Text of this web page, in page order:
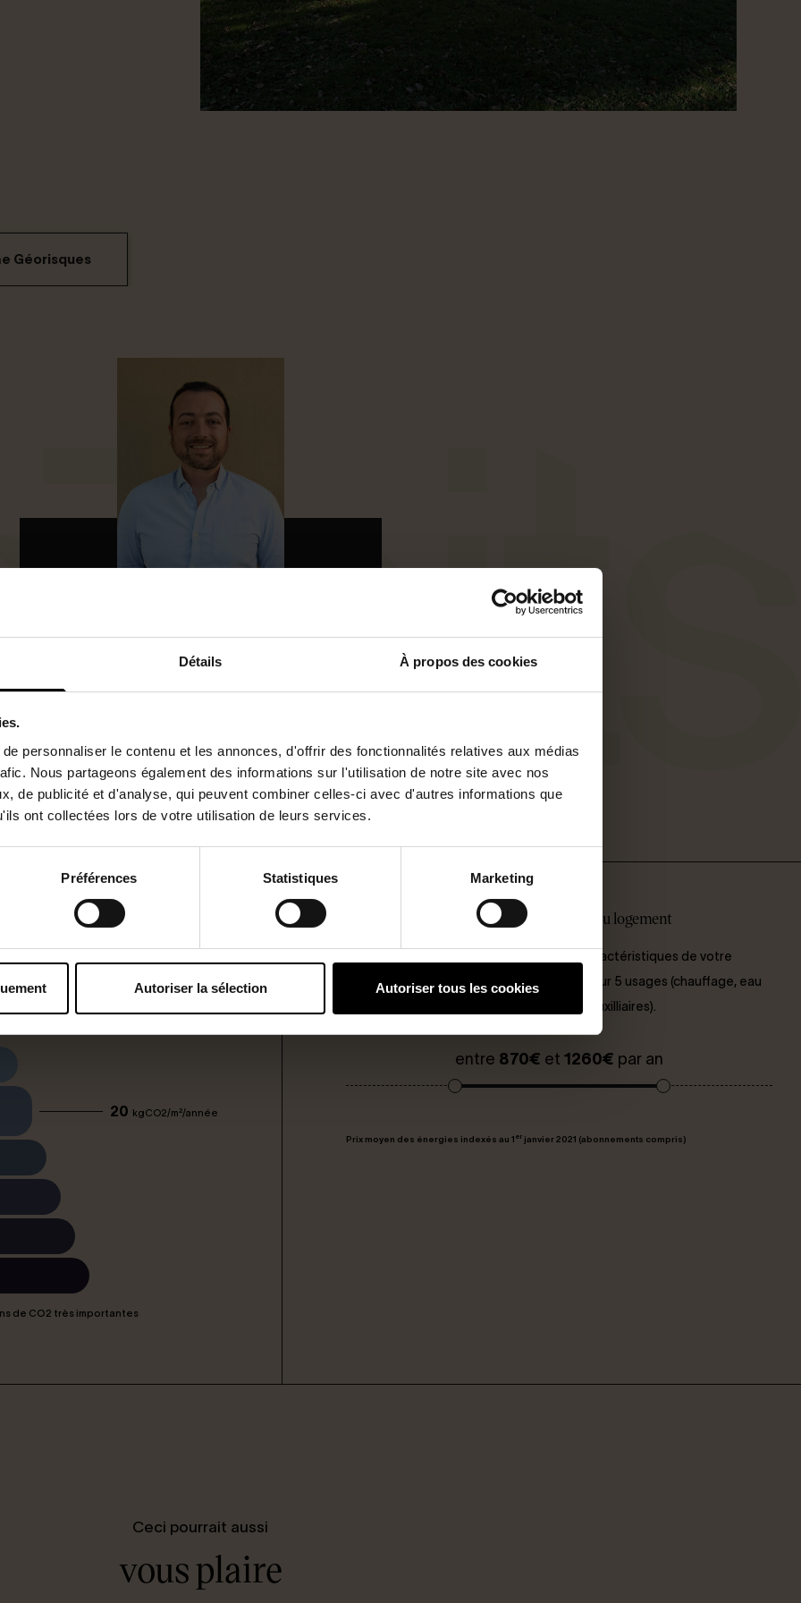
Détails À propos des cookies
personnaliser le contenu et les annonces, d'offrir des fonctionnalités relatives aux médias
Nous partageons également des informations sur l'utilisation de notre site avec nos
de publicité et d'analyse, qui peuvent combiner celles-ci avec d'autres informations que
ont collectées lors de votre utilisation de leurs services.
Préférences Statistiques Marketing
Autoriser la sélection Autoriser tous les cookies
Géorisques
0668321138
Je suis intéressé par ce bien.
de CO2
de gaz à effet de serre
de CO2
20 kgCO2/m²/année
de CO2 très importantes
Estimation des coûts annuels d'énergie du logement
Les coûts sont estimés en fonction des caractéristiques de votre
logement et pour une utilisation standard sur 5 usages (chauffage, eau
chaude sanitaire, climatisation, éclairage, auxilliaires).
entre 870€ et 1260€ par an
Prix moyen des énergies indexés au 1 er janvier 2021 (abonnements compris)
Ceci pourrait aussi
vous plaire